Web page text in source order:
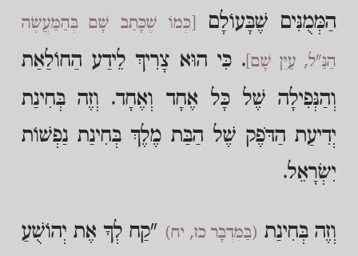
הַמְּמֻנִּים שֶׁבָּעוֹלָם
[כְּמוֹ שֶׁכָּתַב שָׁם בְּהַמַּעֲשֶׂה
הַנַּ"ל, עַיֵּן שָׁם] . כִּי הוּא צָרִיךְ לֵידַע הַחוֹלַאַת
וְהַנְּפִילָה שֶׁל כָּל אֶחָד וְאֶחָד. וְזֶה בְּחִינַת
יְדִיעַת הַדֹּפֶק שֶׁל הַבַּת מֶלֶךְ בְּחִינַת נַפְשׁוֹת
יִשְׂרָאֵל.
וְזֶה בְּחִינַת (בַּמִּדְבָּר כז, יח) "קַח לְךָ אֶת יְהוֹשֻׁעַ